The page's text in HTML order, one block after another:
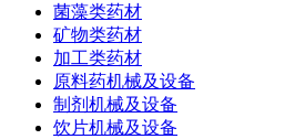
菌藻类药材
矿物类药材
加工类药材
原料药机械及设备
制剂机械及设备
饮片机械及设备